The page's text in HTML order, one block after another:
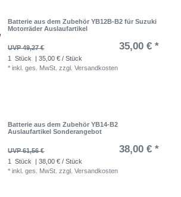
Batterie aus dem Zubehör YB12B-B2 für Suzuki
Motorräder Auslaufartikel
UVP 49,27 € 35,00 € *
1 Stück
| 35,00 € / Stück
*inkl. ges. MwSt. zzgl.Versandkosten
Batterie aus dem Zubehör YB14-B2
Auslaufartikel Sonderangebot
UVP 61,56 € 38,00 € *
1 Stück
| 38,00 € / Stück
*inkl. ges. MwSt. zzgl.Versandkosten